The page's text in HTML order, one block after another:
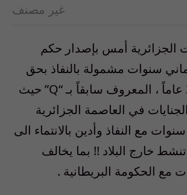
غير مصنف
الجزائرية أمس بإصدار حكم
سنوات مشمولة بالنفاذ بحق
رضا دنداني 32 عاماً ، المعروف سابقاً بـ “Q” حيث
في العاصمة الجزائرية
مع النفاذ وأدين بالانتماء الى
خارج البلاد !! بما يخالف
مع الحكومة البريطانية .